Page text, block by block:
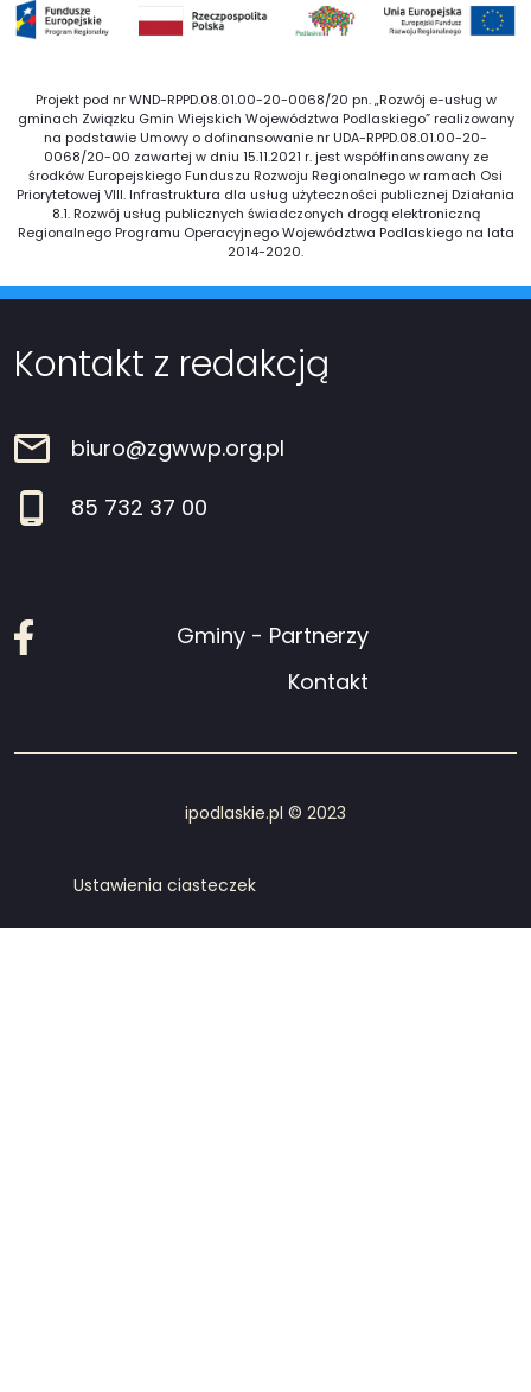
Projekt pod nr WND-RPPD.08.01.00-20-0068/20 pn. „Rozwój e-usług w
gminach Związku Gmin Wiejskich Województwa Podlaskiego” realizowany
na podstawie Umowy o dofinansowanie nr UDA-RPPD.08.01.00-20-
0068/20-00 zawartej w dniu 15.11.2021 r. jest współfinansowany ze
środków Europejskiego Funduszu Rozwoju Regionalnego w ramach Osi
Priorytetowej VIII. Infrastruktura dla usług użyteczności publicznej Działania
8.1. Rozwój usług publicznych świadczonych drogą elektroniczną
Regionalnego Programu Operacyjnego Województwa Podlaskiego na lata
2014-2020.
Kontakt z redakcją
biuro@zgwwp.org.pl
85 732 37 00
Facebook
Gminy - Partnerzy
Kontakt
ipodlaskie.pl © 2023
Ustawienia ciasteczek